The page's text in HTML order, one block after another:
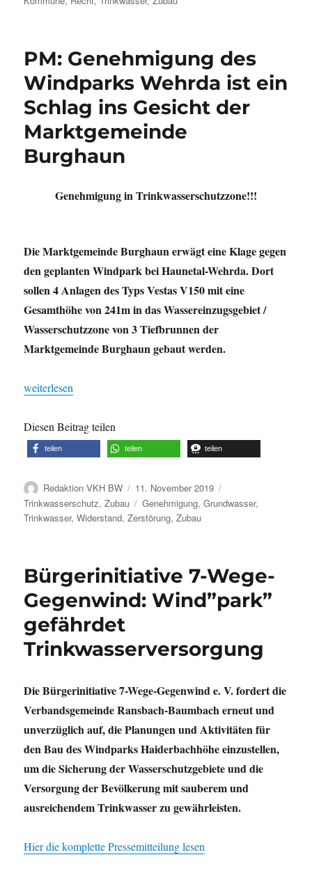
PM: Genehmigung des
Windparks Wehrda ist ein
Schlag ins Gesicht der
Marktgemeinde
Burghaun
Genehmigung in Trinkwasserschutzzone!!!
Die Marktgemeinde Burghaun erwägt eine Klage gegen
den geplanten Windpark bei Haunetal-Wehrda. Dort
sollen 4 Anlagen des Typs Vestas V150 mit eine
Gesamthöhe von 241m in das Wassereinzugsgebiet /
Wasserschutzzone von 3 Tiefbrunnen der
Marktgemeinde Burghaun gebaut werden.
„PM: Genehmigung des Windparks Wehrda ist ein Schlag ins
weiterlesen
Diesen Beitrag teilen
teilen teilen teilen
Autor
Redaktion VKH BW
Veröffentlicht
am
11. November 2019
Trinkwasserschutz,Zubau Schlagwörter
Genehmigung,Grundwasser,
Trinkwasser,Widerstand,Zerstörung,Zubau
Bürgerinitiative 7-Wege-
Gegenwind: Wind”park”
gefährdet
Trinkwasserversorgung
Die Bürgerinitiative 7-Wege-Gegenwind e. V. fordert die
Verbandsgemeinde Ransbach-Baumbach erneut und
unverzüglich auf, die Planungen und Aktivitäten für
den Bau des Windparks Haiderbachhöhe einzustellen,
um die Sicherung der Wasserschutzgebiete und die
Versorgung der Bevölkerung mit sauberem und
ausreichendem Trinkwasser zu gewährleisten.
Hier die komplette Pressemitteilung lesen